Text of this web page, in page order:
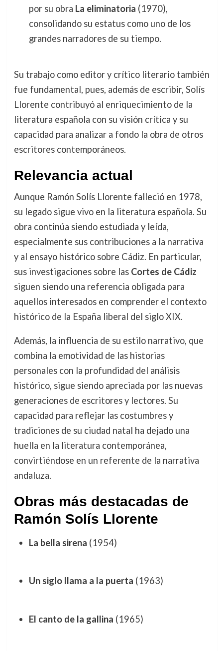
por su obra La eliminatoria (1970),
consolidando su estatus como uno de los
grandes narradores de su tiempo.
Su trabajo como editor y crítico literario también
fue fundamental, pues, además de escribir, Solís
Llorente contribuyó al enriquecimiento de la
literatura española con su visión crítica y su
capacidad para analizar a fondo la obra de otros
escritores contemporáneos.
Relevancia actual
Aunque Ramón Solís Llorente falleció en 1978,
su legado sigue vivo en la literatura española. Su
obra continúa siendo estudiada y leída,
especialmente sus contribuciones a la narrativa
y al ensayo histórico sobre Cádiz. En particular,
sus investigaciones sobre las Cortes de Cádiz
siguen siendo una referencia obligada para
aquellos interesados en comprender el contexto
histórico de la España liberal del siglo XIX.
Además, la influencia de su estilo narrativo, que
combina la emotividad de las historias
personales con la profundidad del análisis
histórico, sigue siendo apreciada por las nuevas
generaciones de escritores y lectores. Su
capacidad para reflejar las costumbres y
tradiciones de su ciudad natal ha dejado una
huella en la literatura contemporánea,
convirtiéndose en un referente de la narrativa
andaluza.
Obras más destacadas de
Ramón Solís Llorente
La bella sirena (1954)
Un siglo llama a la puerta (1963)
El canto de la gallina (1965)